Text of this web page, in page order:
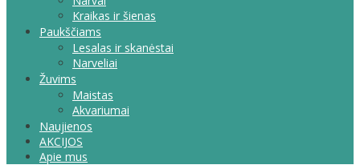
Kraikas ir šienas
Paukščiams
Lesalas ir skanėstai
Narveliai
Žuvims
Maistas
Akvariumai
Naujienos
AKCIJOS
Apie mus